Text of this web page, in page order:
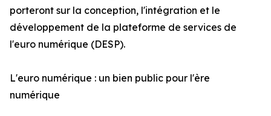
porteront sur la conception, l'intégration et le
développement de la plateforme de services de
l'euro numérique (DESP).
L'euro numérique : un bien public pour l'ère
numérique